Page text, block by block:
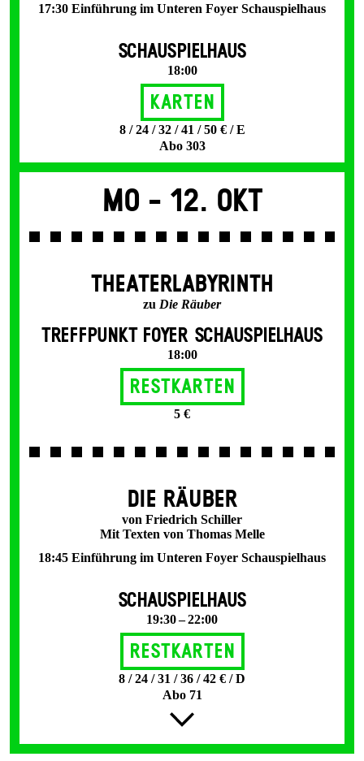
17:30 Einführung im Unteren Foyer Schauspielhaus
SCHAUSPIELHAUS
18:00
Karten
8 / 24 / 32 / 41 / 50 € / E
Abo 303
Mo - 12. Okt
THEATERLABYRINTH
zu Die Räuber
TREFFPUNKT FOYER SCHAUSPIELHAUS
18:00
Restkarten
5 €
DIE RÄUBER
von Friedrich Schiller
Mit Texten von Thomas Melle
18:45 Einführung im Unteren Foyer Schauspielhaus
SCHAUSPIELHAUS
19:30 – 22:00
Restkarten
8 / 24 / 31 / 36 / 42 € / D
Abo 71